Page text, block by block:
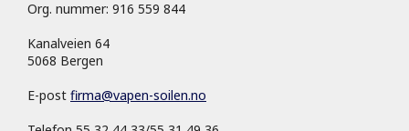
Org. nummer: 916 559 844
Kanalveien 64
5068 Bergen
E-post firma@vapen-soilen.no